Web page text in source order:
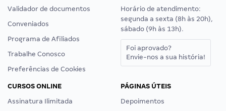
Validador de documentos
Conveniados
Programa de Afiliados
Trabalhe Conosco
Preferências de Cookies
Horário de atendimento:
segunda a sexta (8h às 20h),
sábado (9h às 13h).
Foi aprovado?
Envie-nos a sua história!
CURSOS ONLINE
Assinatura Ilimitada
PÁGINAS ÚTEIS
Depoimentos